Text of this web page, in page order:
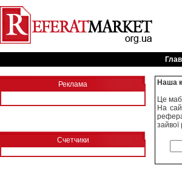
Реклама
Счетчики
Наша
Це
На